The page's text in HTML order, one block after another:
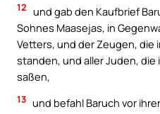
12 und gab den Kaufbrief
Sohnes Maasejas, in
Vetters, und der Zeugen, die
standen, und aller Juden, die
saßen,
13 und befahl Baruch vor